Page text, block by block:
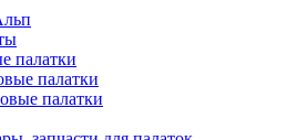
палатки
палатки
палатки